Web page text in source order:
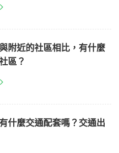
附近的社區相比，有什麼
區？
什麼交通配套嗎？交通出